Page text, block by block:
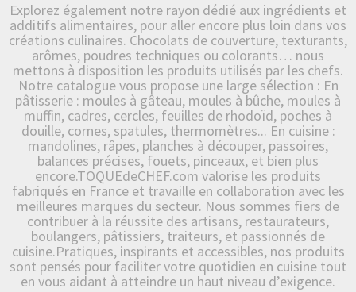
Explorez également notre rayon dédié aux ingrédients et
additifs alimentaires, pour aller encore plus loin dans vos
créations culinaires. Chocolats de couverture, texturants,
arômes, poudres techniques ou colorants… nous
mettons à disposition les produits utilisés par les chefs.
Notre catalogue vous propose une large sélection : En
pâtisserie : moules à gâteau, moules à bûche, moules à
muffin, cadres, cercles, feuilles de rhodoïd, poches à
douille, cornes, spatules, thermomètres... En cuisine :
mandolines, râpes, planches à découper, passoires,
balances précises, fouets, pinceaux, et bien plus
encore.TOQUEdeCHEF.com valorise les produits
fabriqués en France et travaille en collaboration avec les
meilleures marques du secteur. Nous sommes fiers de
contribuer à la réussite des artisans, restaurateurs,
boulangers, pâtissiers, traiteurs, et passionnés de
cuisine.Pratiques, inspirants et accessibles, nos produits
sont pensés pour faciliter votre quotidien en cuisine tout
en vous aidant à atteindre un haut niveau d’exigence.